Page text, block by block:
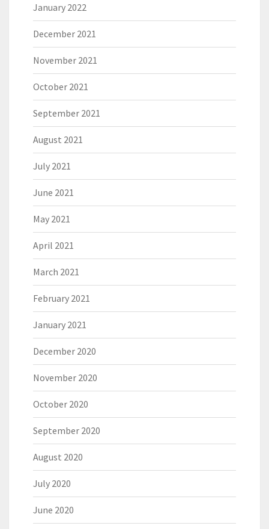
January 2022
December 2021
November 2021
October 2021
September 2021
August 2021
July 2021
June 2021
May 2021
April 2021
March 2021
February 2021
January 2021
December 2020
November 2020
October 2020
September 2020
August 2020
July 2020
June 2020